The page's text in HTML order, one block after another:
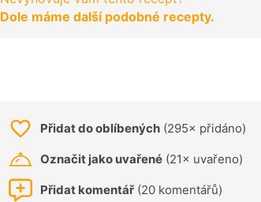
Dole máme další podobné recepty.
Přidat do oblíbených (295× přidáno)
Označit jako uvařené (21× uvařeno)
Přidat komentář (20 komentářů)